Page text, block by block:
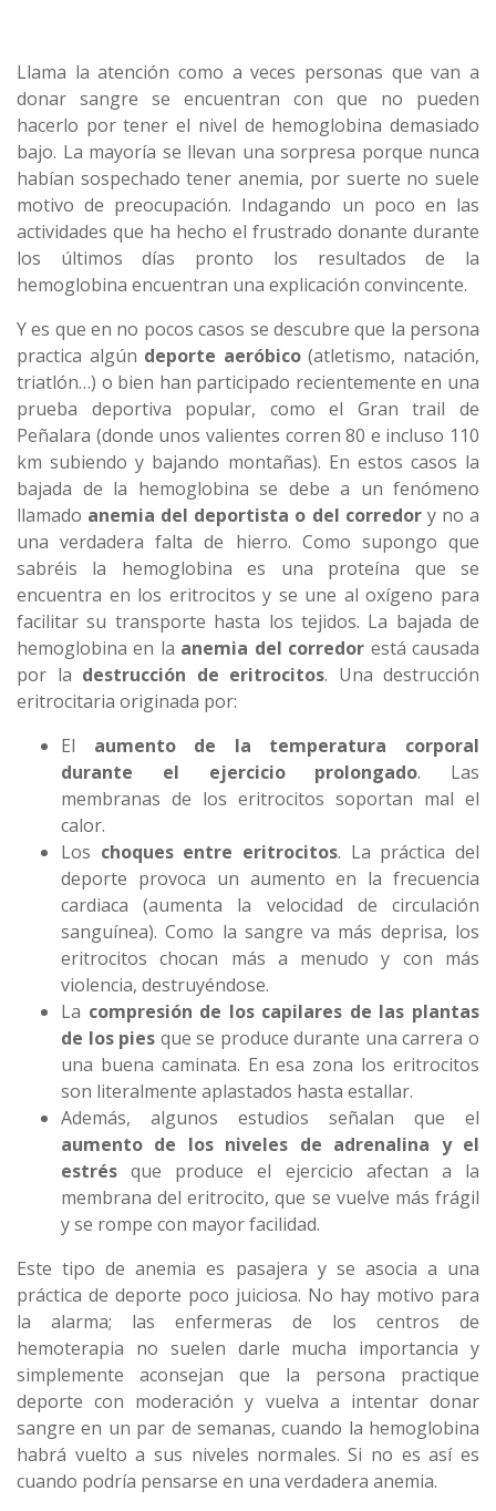
Llama la atención como a veces personas que van a
donar sangre se encuentran con que no pueden
hacerlo por tener el nivel de hemoglobina demasiado
bajo. La mayoría se llevan una sorpresa porque nunca
habían sospechado tener anemia, por suerte no suele
motivo de preocupación. Indagando un poco en las
actividades que ha hecho el frustrado donante durante
los últimos días pronto los resultados de la
hemoglobina encuentran una explicación convincente.
Y es que en no pocos casos se descubre que la persona
practica algún deporte aeróbico(atletismo, natación,
triatlón…) o bien han participado recientemente en una
prueba deportiva popular, como el Gran trail de
Peñalara (donde unos valientes corren 80 e incluso 110
km subiendo y bajando montañas). En estos casos la
bajada de la hemoglobina se debe a un fenómeno
llamado anemia del deportista o del corredory no a
una verdadera falta de hierro. Como supongo que
sabréis la hemoglobina es una proteína que se
encuentra en los eritrocitos y se une al oxígeno para
facilitar su transporte hasta los tejidos. La bajada de
hemoglobina en la anemia del corredor está causada
por la destrucción de eritrocitos. Una destrucción
eritrocitaria originada por:
El aumento de la temperatura corporal
durante el ejercicio prolongado. Las
membranas de los eritrocitos soportan mal el
calor.
Los choques entre eritrocitos. La práctica del
deporte provoca un aumento en la frecuencia
cardiaca (aumenta la velocidad de circulación
sanguínea). Como la sangre va más deprisa, los
eritrocitos chocan más a menudo y con más
violencia, destruyéndose.
La compresión de los capilares de las plantas
de los pies que se produce durante una carrera o
una buena caminata. En esa zona los eritrocitos
son literalmente aplastados hasta estallar.
Además, algunos estudios señalan que el
aumento de los niveles de adrenalina y el
estrés que produce el ejercicio afectan a la
membrana del eritrocito, que se vuelve más frágil
y se rompe con mayor facilidad.
Este tipo de anemia es pasajera y se asocia a una
práctica de deporte poco juiciosa. No hay motivo para
la alarma; las enfermeras de los centros de
hemoterapia no suelen darle mucha importancia y
simplemente aconsejan que la persona practique
deporte con moderación y vuelva a intentar donar
sangre en un par de semanas, cuando la hemoglobina
habrá vuelto a sus niveles normales. Si no es así es
cuando podría pensarse en una verdadera anemia.